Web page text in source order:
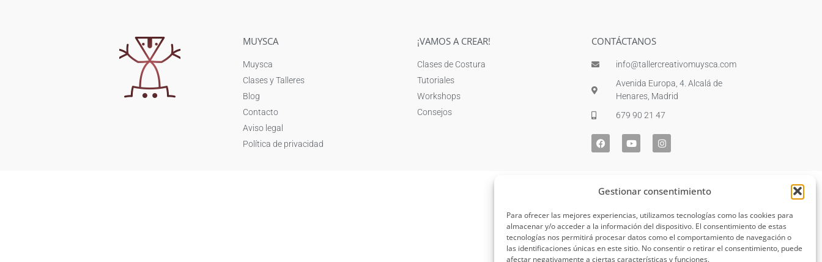
Gestionar consentimiento
Para ofrecer las mejores experiencias, utilizamos tecnologías como las cookies para
almacenar y/o acceder a la información del dispositivo. El consentimiento de estas
tecnologías nos permitirá procesar datos como el comportamiento de navegación o
las identificaciones únicas en este sitio. No consentir o retirar el consentimiento, puede
afectar negativamente a ciertas características y funciones.
MUYSCA
Muysca
Clases y Talleres
Blog
Contacto
Aviso legal
Política de privacidad
¡VAMOS A CREAR!
Clases de Costura
Tutoriales
Workshops
Consejos
CONTÁCTANOS
info@tallercreativomuysca.com
Avenida Europa, 4. Alcalá de
Henares, Madrid
679 90 21 47